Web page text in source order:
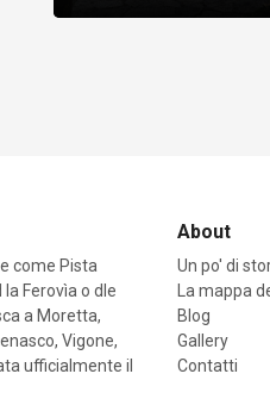
come Pista
Ferovìa o dle
a Moretta,
Vigone,
ufficialmente il
About
Un po' di
La mappa
Blog
Gallery
Contatti